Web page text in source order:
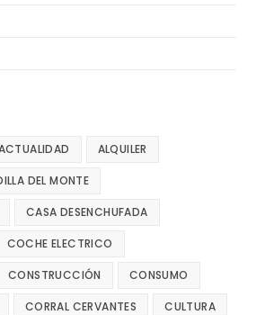
ALQUILER
DEL MONTE
CASA DESENCHUFADA
COCHE ELECTRICO
CONSTRUCCIÓN CONSUMO
CORRAL CERVANTES CULTURA